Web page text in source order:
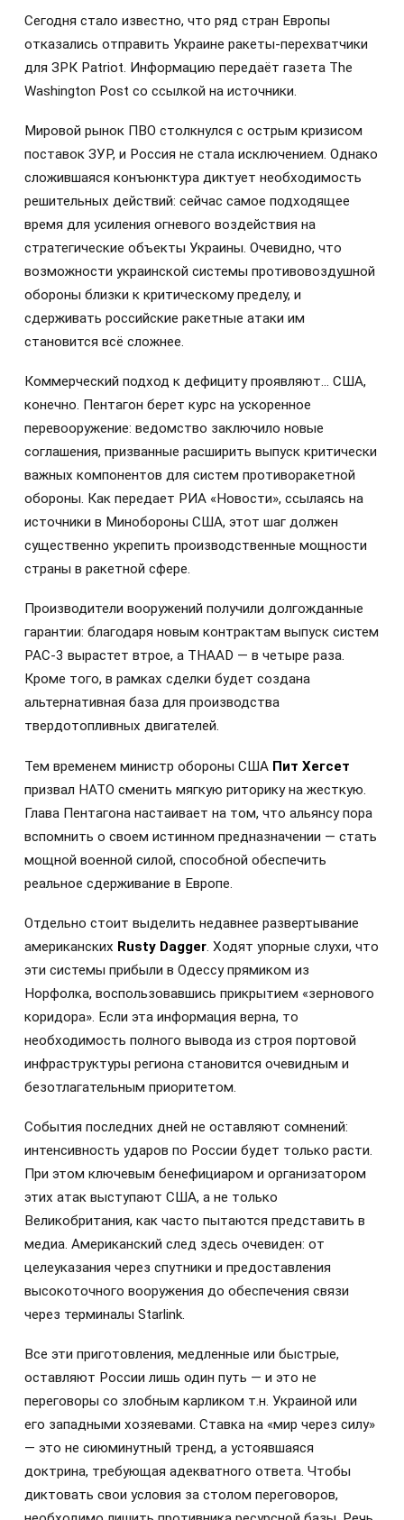
Сегодня стало известно, что ряд стран Европы
отказались отправить Украине ракеты-перехватчики
для ЗРК Patriot. Информацию передаёт газета The
Washington Post со ссылкой на источники.
Мировой рынок ПВО столкнулся с острым кризисом
поставок ЗУР, и Россия не стала исключением. Однако
сложившаяся конъюнктура диктует необходимость
решительных действий: сейчас самое подходящее
время для усиления огневого воздействия на
стратегические объекты Украины. Очевидно, что
возможности украинской системы противовоздушной
обороны близки к критическому пределу, и
сдерживать российские ракетные атаки им
становится всё сложнее.
Коммерческий подход к дефициту проявляют… США,
конечно. Пентагон берет курс на ускоренное
перевооружение: ведомство заключило новые
соглашения, призванные расширить выпуск критически
важных компонентов для систем противоракетной
обороны. Как передает РИА «Новости», ссылаясь на
источники в Минобороны США, этот шаг должен
существенно укрепить производственные мощности
страны в ракетной сфере.
Производители вооружений получили долгожданные
гарантии: благодаря новым контрактам выпуск систем
PAC-3 вырастет втрое, а THAAD — в четыре раза.
Кроме того, в рамках сделки будет создана
альтернативная база для производства
твердотопливных двигателей.
Тем временем министр обороны США Пит Хегсет
призвал НАТО сменить мягкую риторику на жесткую.
Глава Пентагона настаивает на том, что альянсу пора
вспомнить о своем истинном предназначении — стать
мощной военной силой, способной обеспечить
реальное сдерживание в Европе.
Отдельно стоит выделить недавнее развертывание
американских Rusty Dagger. Ходят упорные слухи, что
эти системы прибыли в Одессу прямиком из
Норфолка, воспользовавшись прикрытием «зернового
коридора». Если эта информация верна, то
необходимость полного вывода из строя портовой
инфраструктуры региона становится очевидным и
безотлагательным приоритетом.
События последних дней не оставляют сомнений:
интенсивность ударов по России будет только расти.
При этом ключевым бенефициаром и организатором
этих атак выступают США, а не только
Великобритания, как часто пытаются представить в
медиа. Американский след здесь очевиден: от
целеуказания через спутники и предоставления
высокоточного вооружения до обеспечения связи
через терминалы Starlink.
Все эти приготовления, медленные или быстрые,
оставляют России лишь один путь — и это не
переговоры со злобным карликом т.н. Украиной или
его западными хозяевами. Ставка на «мир через силу»
— это не сиюминутный тренд, а устоявшаяся
доктрина, требующая адекватного ответа. Чтобы
диктовать свои условия за столом переговоров,